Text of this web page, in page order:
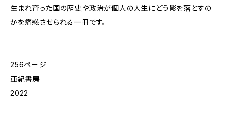
生まれ育った国の歴史や政治が個人の人生にどう影を落とすの
かを痛感させられる一冊です。
256ページ
亜紀書房
2022